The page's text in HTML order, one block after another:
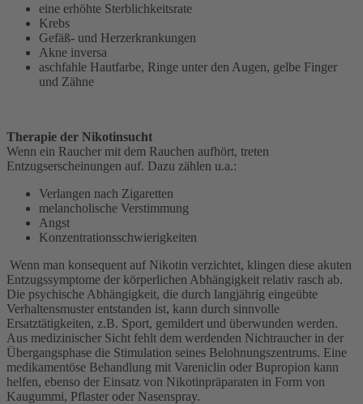
eine erhöhte Sterblichkeitsrate
Krebs
Gefäß- und Herzerkrankungen
Akne inversa
aschfahle Hautfarbe, Ringe unter den Augen, gelbe Finger
und Zähne
Therapie der Nikotinsucht
Wenn ein Raucher mit dem Rauchen aufhört, treten
Entzugserscheinungen auf. Dazu zählen u.a.:
Verlangen nach Zigaretten
melancholische Verstimmung
Angst
Konzentrationsschwierigkeiten
Wenn man konsequent auf Nikotin verzichtet, klingen diese akuten
Entzugssymptome der körperlichen Abhängigkeit relativ rasch ab.
Die psychische Abhängigkeit, die durch langjährig eingeübte
Verhaltensmuster entstanden ist, kann durch sinnvolle
Ersatztätigkeiten, z.B. Sport, gemildert und überwunden werden.
Aus medizinischer Sicht fehlt dem werdenden Nichtraucher in der
Übergangsphase die Stimulation seines Belohnungszentrums. Eine
medikamentöse Behandlung mit Vareniclin oder Bupropion kann
helfen, ebenso der Einsatz von Nikotinpräparaten in Form von
Kaugummi, Pflaster oder Nasenspray.